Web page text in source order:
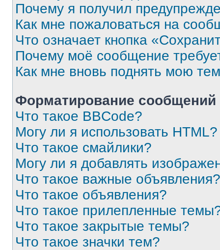
Почему я получил
Как мне пожаловаться на
Что означает кнопка
Почему моё сообщение
Как мне вновь поднять мою
Форматирование
Что такое BBCode?
Могу ли я использовать HTML?
Что такое смайлики?
Могу ли я добавлять
Что такое важные объявления?
Что такое объявления?
Что такое прилепленные
Что такое закрытые темы?
Что такое значки тем?